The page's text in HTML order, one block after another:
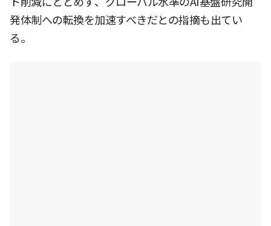
発体制への転換を加速すべきだとの指摘も出てい
る。